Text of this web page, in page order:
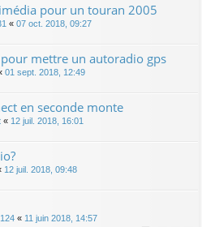
pour un touran 2005
« 07 oct. 2018, 09:27
mettre un autoradio gps
01 sept. 2018, 12:49
en seconde monte
« 12 juil. 2018, 16:01
12 juil. 2018, 09:48
« 11 juin 2018, 14:57